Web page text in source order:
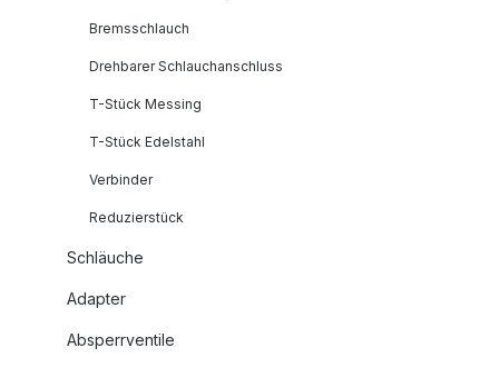
Bremsschlauch
Drehbarer Schlauchanschluss
T-Stück Messing
T-Stück Edelstahl
Verbinder
Reduzierstück
Schläuche
Adapter
Absperrventile